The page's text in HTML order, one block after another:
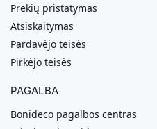
Prekių pristatymas
Atsiskaitymas
Pardavėjo teisės
Pirkėjo teisės
PAGALBA
Bonideco pagalbos centras